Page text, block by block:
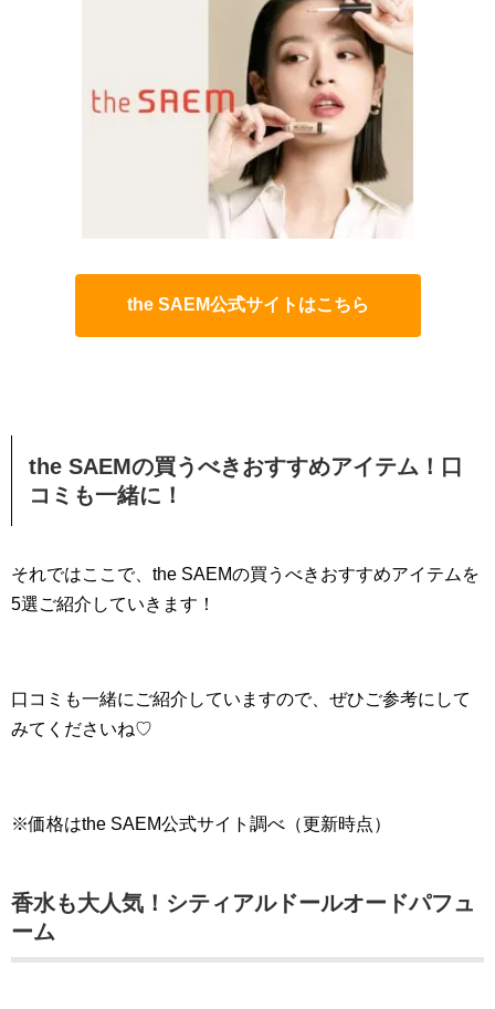
the SAEM公式サイトはこちら
the SAEMの買うべきおすすめアイテム！口
コミも一緒に！
それではここで、the SAEMの買うべきおすすめアイテムを
5選ご紹介していきます！
口コミも一緒にご紹介していますので、ぜひご参考にして
みてくださいね♡
※価格はthe SAEM公式サイト調べ（更新時点）
香水も大人気！シティアルドールオードパフュ
ーム